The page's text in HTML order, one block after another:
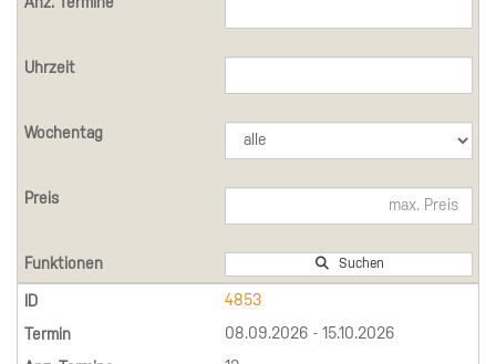
Suchen
4853
08.09.2026 - 15.10.2026